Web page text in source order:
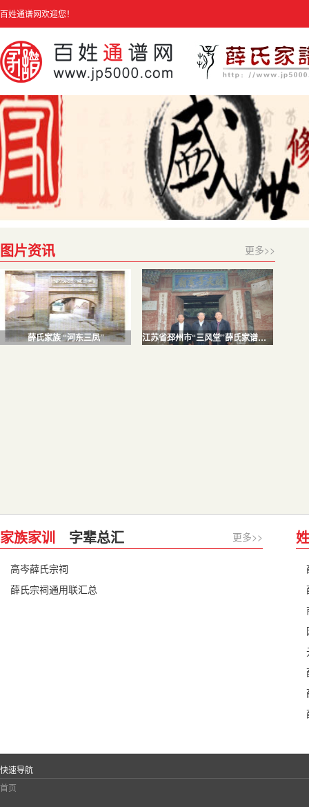
百姓通谱网欢迎您！
图片资讯 更多>>
薛氏家族 “河东三凤” 江苏省邳州市“三风堂”薛氏家谱编纂会 江苏省邳州市“三风堂”薛氏家谱编纂会
家族家训 字辈总汇 更多>>
高岑薛氏宗祠
薛氏宗祠通用联汇总
快速导航
首页